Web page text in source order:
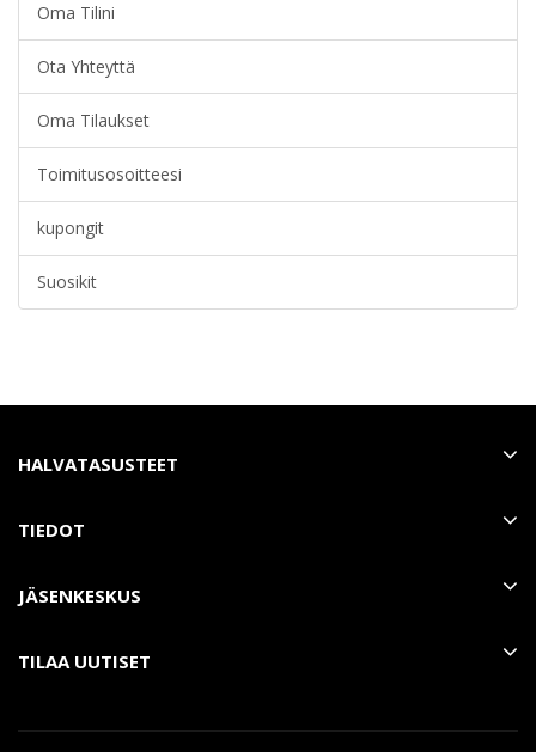
Oma Tilini
Ota Yhteyttä
Oma Tilaukset
Toimitusosoitteesi
kupongit
Suosikit
HALVATASUSTEET
TIEDOT
JÄSENKESKUS
TILAA UUTISET